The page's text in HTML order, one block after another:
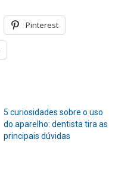
Pinterest
5 curiosidades sobre o uso
do aparelho: dentista tira as
principais dúvidas